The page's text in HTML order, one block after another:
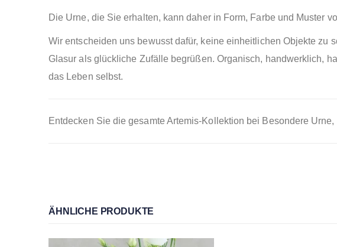
Die Urne, die Sie erhalten, kann daher in Form, Farbe und Muster
Wir entscheiden uns bewusst dafür, keine einheitlichen Objekte zu
Glasur als glückliche Zufälle begrüßen. Organisch, handwerklich,
das Leben selbst.
Entdecken Sie die gesamte Artemis-Kollektion bei Besondere
ÄHNLICHE PRODUKTE